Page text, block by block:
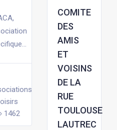
1462
COMITE
DES
AMIS
ET
VOISINS
DE LA
RUE
TOULOUSE
LAUTREC